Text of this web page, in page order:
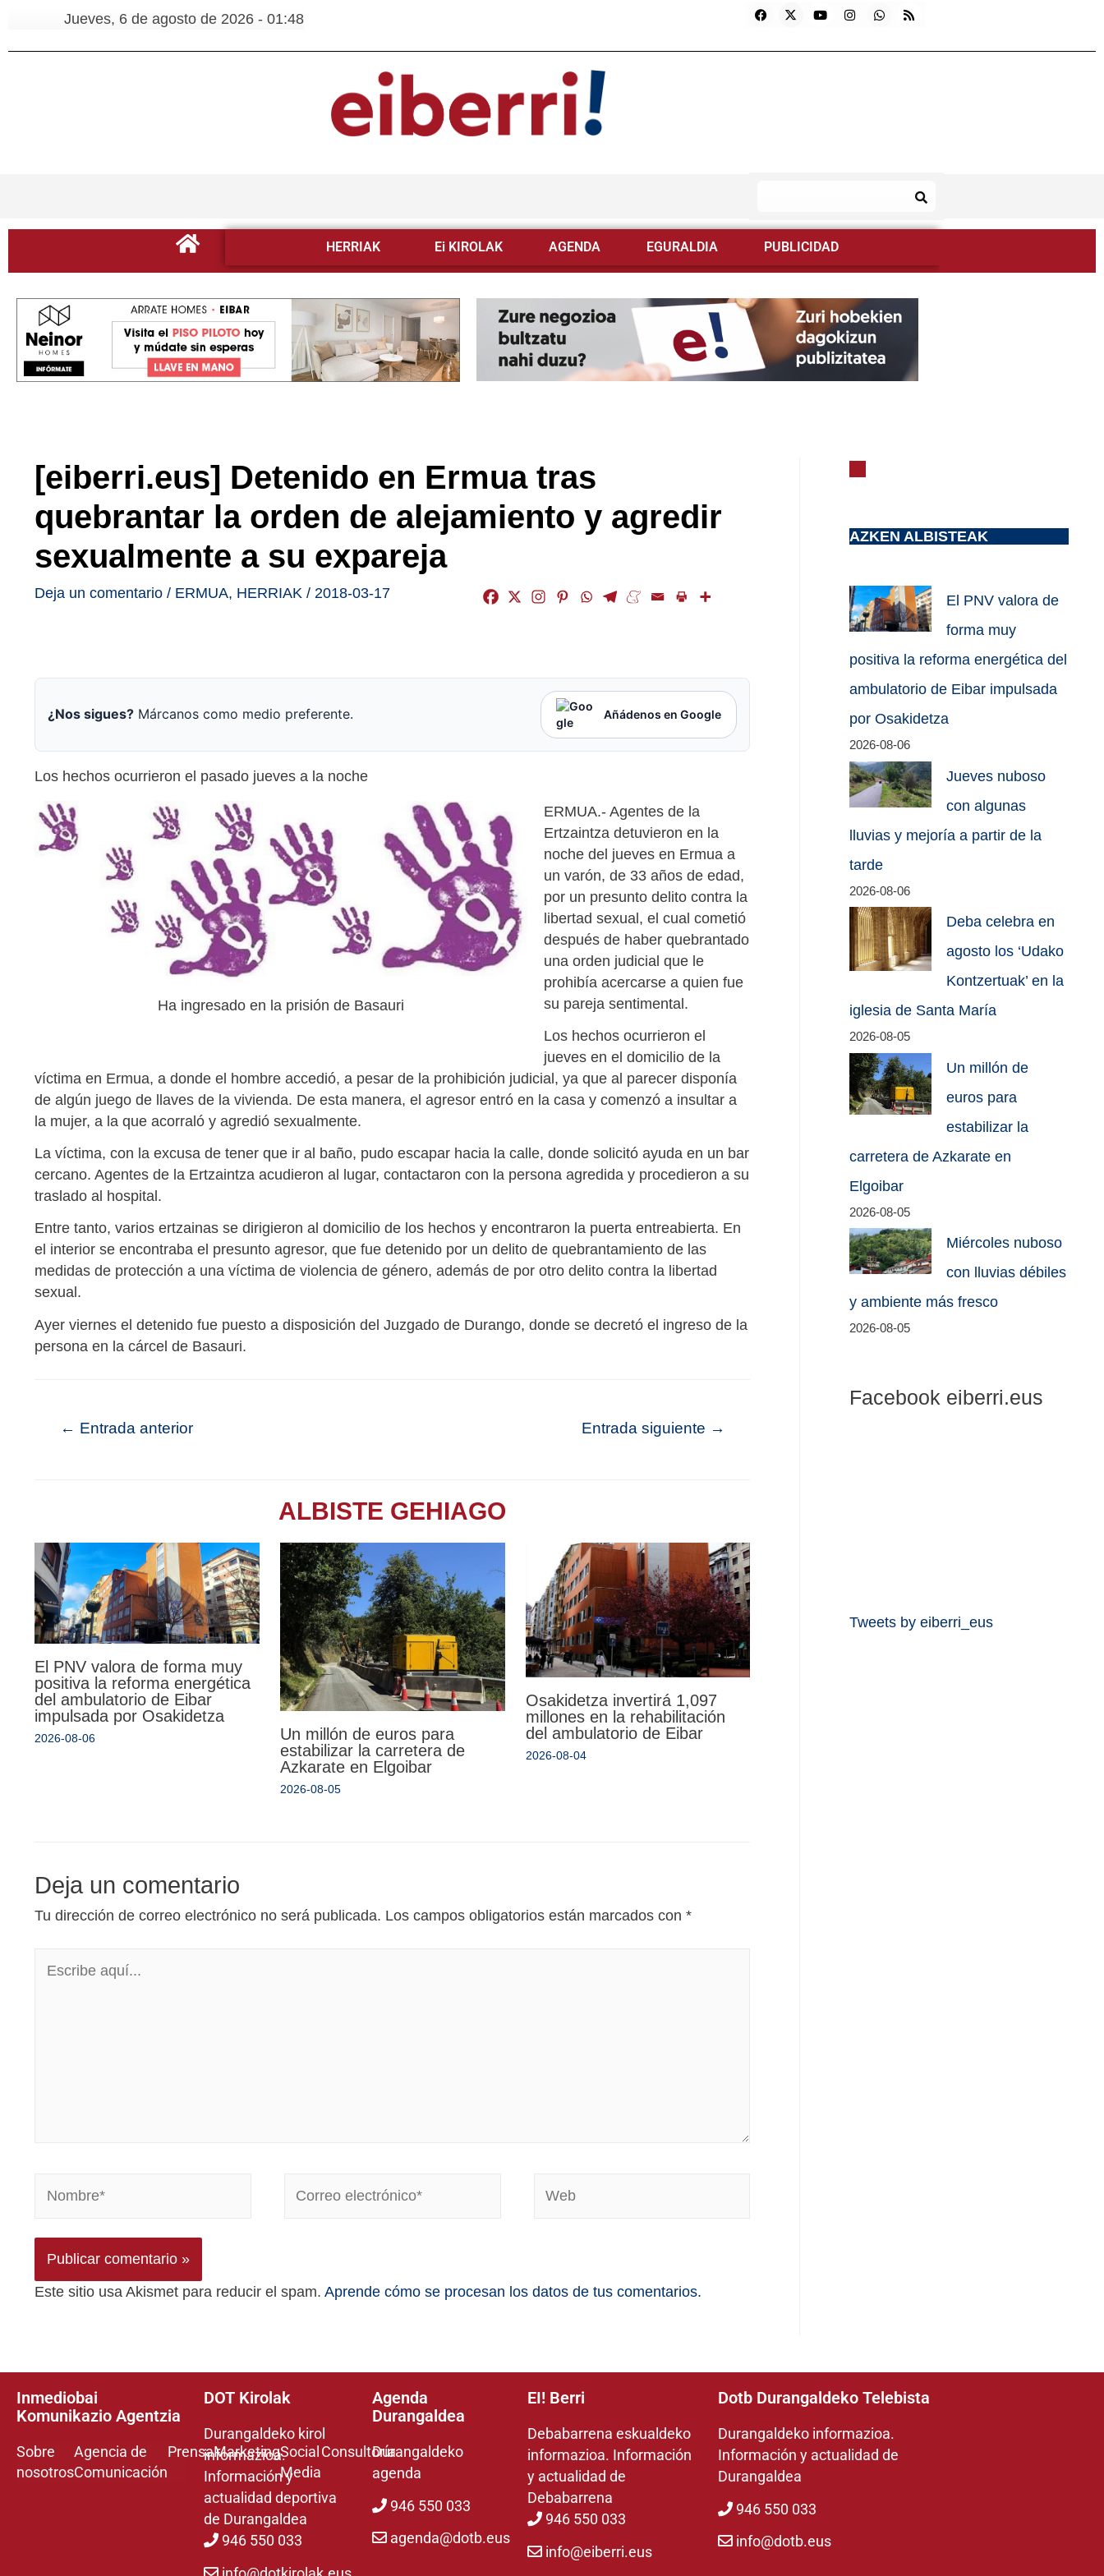
Jueves, 6 de agosto de 2026 - 01:48
HERRIAK Ei KIROLAK AGENDA EGURALDIA PUBLICIDAD
[eiberri.eus] Detenido en Ermua tras
quebrantar la orden de alejamiento y agredir
sexualmente a su expareja
Deja un comentario / ERMUA, HERRIAK / 2018-03-17
¿Nos sigues? Márcanos como medio preferente. Añádenos en Google
Los hechos ocurrieron el pasado jueves a la noche
Ha ingresado en la prisión de Basauri
ERMUA.- Agentes de la
Ertzaintza detuvieron en la
noche del jueves en Ermua a
un varón, de 33 años de edad,
por un presunto delito contra la
libertad sexual, el cual cometió
después de haber quebrantado
una orden judicial que le
prohibía acercarse a quien fue
su pareja sentimental.
Los hechos ocurrieron el
jueves en el domicilio de la
víctima en Ermua, a donde el hombre accedió, a pesar de la prohibición judicial, ya que al parecer disponía
de algún juego de llaves de la vivienda. De esta manera, el agresor entró en la casa y comenzó a insultar a
la mujer, a la que acorraló y agredió sexualmente.
La víctima, con la excusa de tener que ir al baño, pudo escapar hacia la calle, donde solicitó ayuda en un bar
cercano. Agentes de la Ertzaintza acudieron al lugar, contactaron con la persona agredida y procedieron a su
traslado al hospital.
Entre tanto, varios ertzainas se dirigieron al domicilio de los hechos y encontraron la puerta entreabierta. En
el interior se encontraba el presunto agresor, que fue detenido por un delito de quebrantamiento de las
medidas de protección a una víctima de violencia de género, además de por otro delito contra la libertad
sexual.
Ayer viernes el detenido fue puesto a disposición del Juzgado de Durango, donde se decretó el ingreso de la
persona en la cárcel de Basauri.
← Entrada anterior Entrada siguiente →
ALBISTE GEHIAGO
El PNV valora de forma muy
positiva la reforma energética
del ambulatorio de Eibar
impulsada por Osakidetza
2026-08-06
Un millón de euros para
estabilizar la carretera de
Azkarate en Elgoibar
2026-08-05
Osakidetza invertirá 1,097
millones en la rehabilitación
del ambulatorio de Eibar
2026-08-04
Deja un comentario
Tu dirección de correo electrónico no será publicada. Los campos obligatorios están marcados con *
Este sitio usa Akismet para reducir el spam. Aprende cómo se procesan los datos de tus comentarios.
AZKEN ALBISTEAK
El PNV valora de
forma muy
positiva la reforma energética del
ambulatorio de Eibar impulsada
por Osakidetza
2026-08-06
Jueves nuboso
con algunas
lluvias y mejoría a partir de la
tarde
2026-08-06
Deba celebra en
agosto los ‘Udako
Kontzertuak’ en la
iglesia de Santa María
2026-08-05
Un millón de
euros para
estabilizar la
carretera de Azkarate en
Elgoibar
2026-08-05
Miércoles nuboso
con lluvias débiles
y ambiente más fresco
2026-08-05
Facebook eiberri.eus
Tweets by eiberri_eus
Inmediobai
Komunikazio Agentzia
Sobre
nosotros
Agencia de
Comunicación
PrensaMarketingSocial
Media
Consultoría
DOT Kirolak
Durangaldeko kirol
informazioa.
Información y
actualidad deportiva
de Durangaldea
946 550 033
Agenda
Durangaldea
Durangaldeko
agenda
946 550 033
agenda@dotb.eus
EI! Berri
Debabarrena eskualdeko
informazioa. Información
y actualidad de
Debabarrena
946 550 033
info@eiberri.eus
Dotb Durangaldeko Telebista
Durangaldeko informazioa.
Información y actualidad de
Durangaldea
946 550 033
info@dotb.eus